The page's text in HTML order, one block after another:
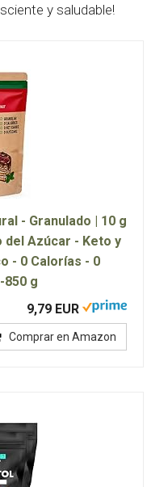
y saludable!
- Granulado | 10 g
del Azúcar - Keto y
- 0 Calorías - 0
850 g
9,79 EUR
Comprar en Amazon